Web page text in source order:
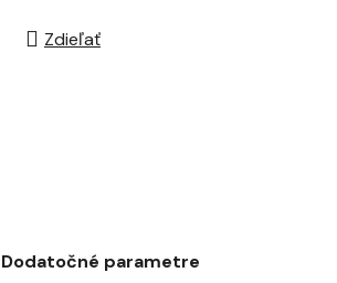
Zdieľať
Dodatočné parametre